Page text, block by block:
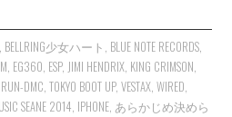
BELLRING少女ハート , BLUE NOTE RECORDS,
, EG360, ESP, JIMI HENDRIX, KING CRIMSON,
RUN-DMC,TOKYO BOOT UP,VESTAX,WIRED,
SEANE 2014, IPHONE, あらかじめ決めら